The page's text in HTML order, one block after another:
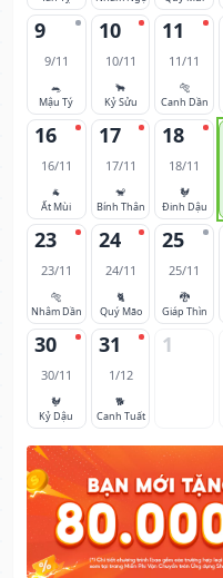
9
9/11
🐀
Mậu Tý
10
10/11
🐂
Kỷ Sửu
11
11/11
🐅
Canh Dần
16
16/11
🐐
Ất Mùi
17
17/11
🐒
Bính Thân
18
18/11
🐓
Đinh Dậu
23
23/11
🐅
Nhâm Dần
24
24/11
🐈
Quý Mão
25
25/11
🐉
Giáp Thìn
30
30/11
🐓
Kỷ Dậu
31
1/12
🐕
Canh Tuất
1